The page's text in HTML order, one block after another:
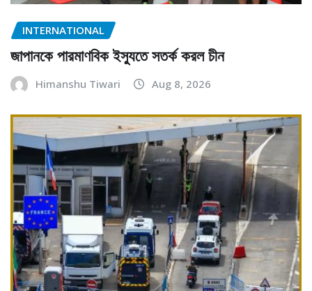
INTERNATIONAL
জাপানকে পারমাণবিক ইস্যুতে সতর্ক করল চীন
Himanshu Tiwari Aug 8, 2026